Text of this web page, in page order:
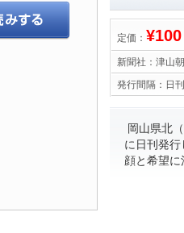
定価： ¥100
新聞社： 津山
発行間隔： 日刊
岡山県北
に日刊発
顔と希望に